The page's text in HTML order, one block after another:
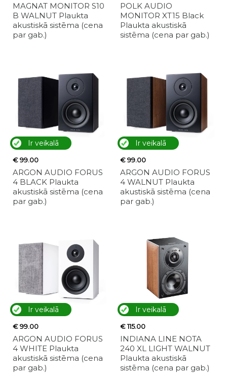
MAGNAT MONITOR S10
B WALNUT Plaukta
akustiskā sistēma (cena
par gab.)
POLK AUDIO
MONITOR XT15 Black
Plaukta akustiskā
sistēma (cena par gab.)
Ir veikalā
€ 99.00
ARGON AUDIO FORUS
4 BLACK Plaukta
akustiskā sistēma (cena
par gab.)
Ir veikalā
€ 99.00
ARGON AUDIO FORUS
4 WALNUT Plaukta
akustiskā sistēma (cena
par gab.)
Ir veikalā
€ 99.00
ARGON AUDIO FORUS
4 WHITE Plaukta
akustiskā sistēma (cena
par gab.)
Ir veikalā
€ 115.00
INDIANA LINE NOTA
240 XL LIGHT WALNUT
Plaukta akustiskā
sistēma (cena par gab.)